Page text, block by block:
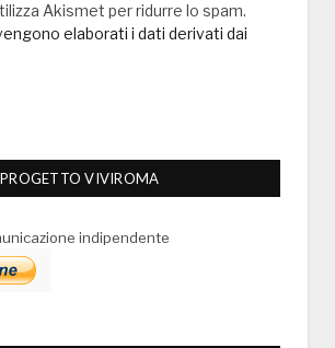
Akismet per ridurre lo spam.
elaborati i dati derivati dai
VIVIROMA
indipendente